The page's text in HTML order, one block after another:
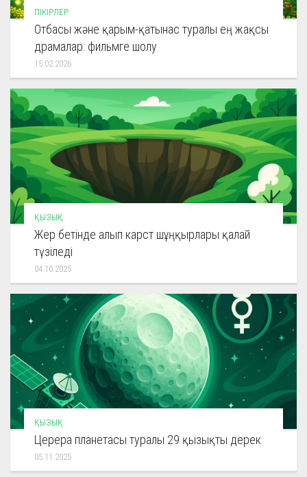
ПІКІРЛЕР
Отбасы және қарым-қатынас туралы ең жақсы
драмалар: фильмге шолу
15.02.2026
ҚЫЗЫҚ
Жер бетінде алып карст шұңқырлары қалай
түзіледі
04.10.2025
ҚЫЗЫҚ
Церера планетасы туралы 29 қызықты дерек
05.11.2025